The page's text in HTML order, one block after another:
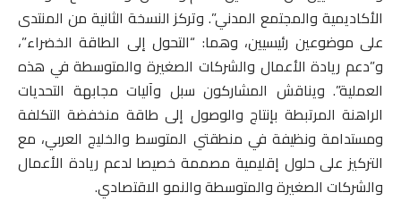
الأكاديمية والمجتمع المدني”. وتركز النسخة الثانية من المنتدى
على موضوعين رئيسيين، وهما: “التحول إلى الطاقة الخضراء”،
و”دعم ريادة الأعمال والشركات الصغيرة والمتوسطة في هذه
العملية”. ويناقش المشاركون سبل وآليات مجابهة التحديات
الراهنة المرتبطة بإنتاج والوصول إلى طاقة منخفضة التكلفة
ومستدامة ونظيفة في منطقتي المتوسط والخليج العربي، مع
التركيز على حلول إقليمية مصممة خصيصا لدعم ريادة الأعمال
والشركات الصغيرة والمتوسطة والنمو الاقتصادي.